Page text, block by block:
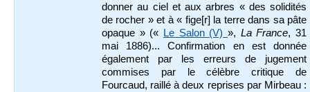
donner au ciel et aux arbres « des solidités
de rocher » et à « fige[r] la terre dans sa pâte
opaque » (« Le Salon (V) », La France, 31
mai 1886)... Confirmation en est donnée
également par les erreurs de jugement
commises par le célèbre critique de
Fourcaud, raillé à deux reprises par Mirbeau :